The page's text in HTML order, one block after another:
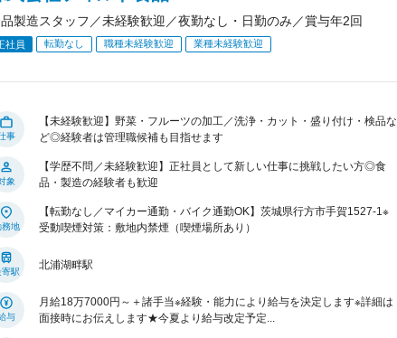
製造スタッフ／未経験歓迎／夜勤なし・日勤のみ／賞与年2回
社員 転勤なし 職種未経験歓迎 業種未経験歓迎
事
【未経験歓迎】野菜・フルーツの加工／洗浄・カット・盛り付け・検品な
ど◎経験者は管理職候補も目指せます
象
【学歴不問／未経験歓迎】正社員として新しい仕事に挑戦したい方◎食
品・製造の経験者も歓迎
務地
【転勤なし／マイカー通勤・バイク通勤OK】茨城県行方市手賀1527-1※
受動喫煙対策：敷地内禁煙（喫煙場所あり）
寄駅
北浦湖畔駅
与
月給18万7000円～＋諸手当※経験・能力により給与を決定します※詳細は
面接時にお伝えします★今夏より給与改定予定...